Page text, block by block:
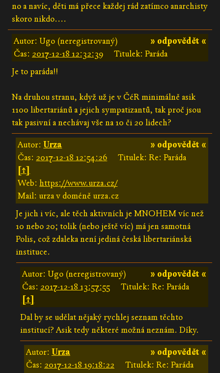
no a navíc, děti má přece každej rád zatímco anarchisty
skoro nikdo....
» odpovědět «
Autor: Ugo (neregistrovaný)
Čas: 2017-12-18 12:32:39
Titulek: Paráda
Je to paráda!!
Na druhou stranu, když už je v ČéR minimálně asik
1100 libertariánů a jejich sympatizantů, tak proč jsou
tak pasivní a nechávaj vše na 10 či 20 lidech?
» odpovědět «
Autor:Urza
Čas: 2017-12-18 12:54:26
Titulek: Re: Paráda
[↑]
Web:https://www.urza.cz/
Mail: urza v doméně urza.cz
Je jich i víc, ale těch aktivních je MNOHEM víc než
10 nebo 20; tolik (nebo ještě víc) má jen samotná
Polis, což zdaleka není jediná česká libertariánská
instituce.
» odpovědět «
Autor: Ugo (neregistrovaný)
Čas: 2017-12-18 13:57:55
Titulek: Re: Paráda
[↑]
Dal by se udělat nějaký rychlej seznam těchto
institucí? Asik tedy některé možná neznám. Díky.
» odpovědět «
Autor: Urza
Čas: 2017-12-18 19:18:22
Titulek: Re: Paráda